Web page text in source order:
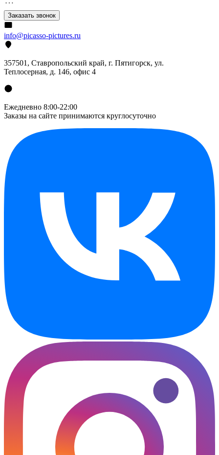
Заказать звонок
info@picasso-pictures.ru
357501, Ставропольский край, г. Пятигорск, ул.
Теплосерная, д. 146, офис 4
Ежедневно 8:00-22:00
Заказы на сайте принимаются круглосуточно